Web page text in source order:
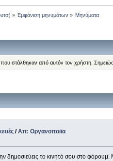
» Εμφάνιση μηνυμάτων » Μηνύματα
που στάλθηκαν από αυτόν τον χρήστη.
/Απ: Οργανοποιϊα
δημοσιεύεις το κινητό σου στο